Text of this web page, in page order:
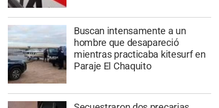
Buscan intensamente a un
hombre que desapareció
mientras practicaba kitesurf en
Paraje El Chaquito